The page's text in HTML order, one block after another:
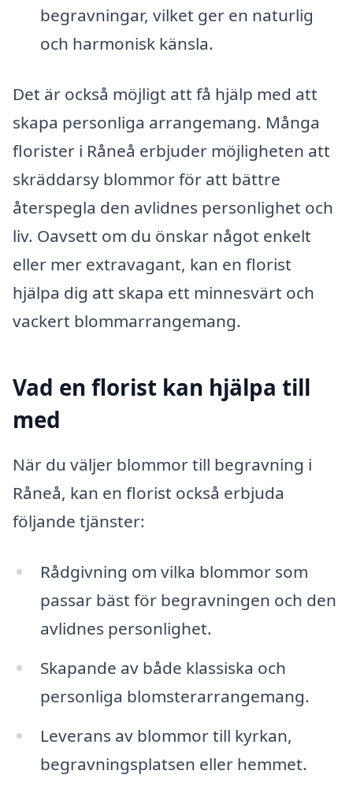
begravningar, vilket ger en naturlig
och harmonisk känsla.
Det är också möjligt att få hjälp med att
skapa personliga arrangemang. Många
florister i Råneå erbjuder möjligheten att
skräddarsy blommor för att bättre
återspegla den avlidnes personlighet och
liv. Oavsett om du önskar något enkelt
eller mer extravagant, kan en florist
hjälpa dig att skapa ett minnesvärt och
vackert blommarrangemang.
Vad en florist kan hjälpa till
med
När du väljer blommor till begravning i
Råneå, kan en florist också erbjuda
följande tjänster:
Rådgivning om vilka blommor som
passar bäst för begravningen och den
avlidnes personlighet.
Skapande av både klassiska och
personliga blomsterarrangemang.
Leverans av blommor till kyrkan,
begravningsplatsen eller hemmet.